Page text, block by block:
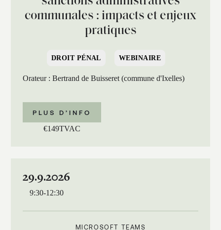
communales : impacts et enjeux
pratiques
DROIT PÉNAL WEBINAIRE
Orateur : Bertrand de Buisseret (commune d'Ixelles)
PLUS D’INFO
€149TVAC
29.9.2026
9:30-12:30
MICROSOFT TEAMS